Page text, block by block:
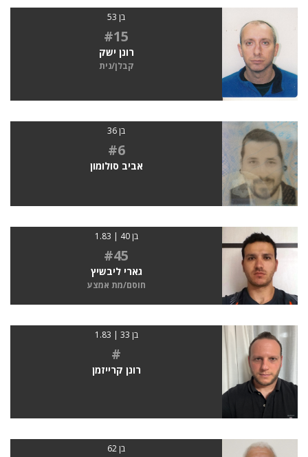
בן 53
#15
רונן ישק
קבלן/נית
בן 36
#6
אביב סולומון
בן 40 | 1.83
#45
גארי ליבשיץ
חוסם/מת אמצע
בן 33 | 1.83
#
רונן קרייזמן
בן 62